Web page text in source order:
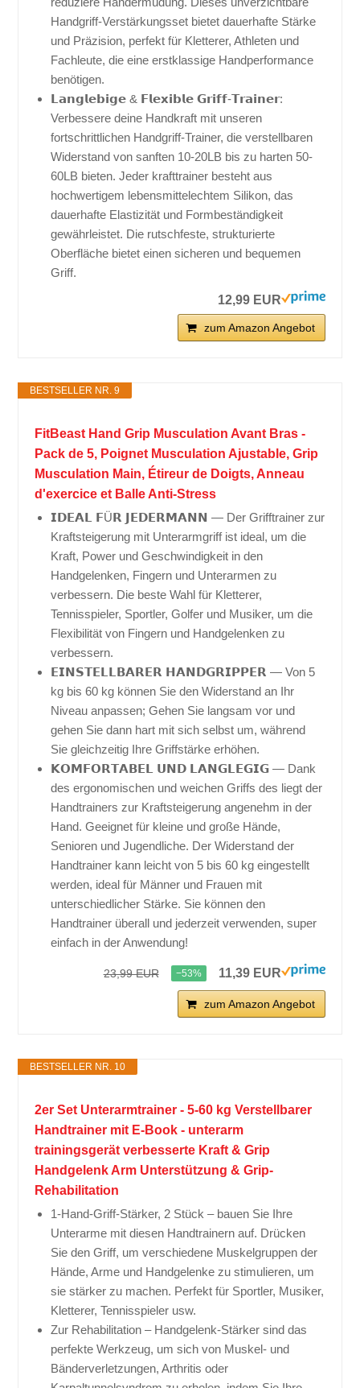
Handgriff-Verstärkungsset bietet dauerhafte Stärke
und Präzision, perfekt für Kletterer, Athleten und
Fachleute, die eine erstklassige Handperformance
benötigen.
𝗟𝗮𝗻𝗴𝗹𝗲𝗯𝗶𝗴𝗲 & 𝗙𝗹𝗲𝘅𝗶𝗯𝗹𝗲 𝗚𝗿𝗶𝗳𝗳-𝗧𝗿𝗮𝗶𝗻𝗲𝗿:
Verbessere deine Handkraft mit unseren
fortschrittlichen Handgriff-Trainer, die verstellbaren
Widerstand von sanften 10-20LB bis zu harten 50-
60LB bieten. Jeder krafttrainer besteht aus
hochwertigem lebensmittelechtem Silikon, das
dauerhafte Elastizität und Formbeständigkeit
gewährleistet. Die rutschfeste, strukturierte
Oberfläche bietet einen sicheren und bequemen
Griff.
12,99 EUR
zum Amazon Angebot
BESTSELLER NR. 9
FitBeast Hand Grip Musculation Avant Bras -
Pack de 5, Poignet Musculation Ajustable, Grip
Musculation Main, Étireur de Doigts, Anneau
d'exercice et Balle Anti-Stress
𝗜𝗗𝗘𝗔𝗟 𝗙Ü𝗥 𝗝𝗘𝗗𝗘𝗥𝗠𝗔𝗡𝗡 — Der Grifftrainer zur
Kraftsteigerung mit Unterarmgriff ist ideal, um die
Kraft, Power und Geschwindigkeit in den
Handgelenken, Fingern und Unterarmen zu
verbessern. Die beste Wahl für Kletterer,
Tennisspieler, Sportler, Golfer und Musiker, um die
Flexibilität von Fingern und Handgelenken zu
verbessern.
𝗘𝗜𝗡𝗦𝗧𝗘𝗟𝗟𝗕𝗔𝗥𝗘𝗥 𝗛𝗔𝗡𝗗𝗚𝗥𝗜𝗣𝗣𝗘𝗥 — Von 5
kg bis 60 kg können Sie den Widerstand an Ihr
Niveau anpassen; Gehen Sie langsam vor und
gehen Sie dann hart mit sich selbst um, während
Sie gleichzeitig Ihre Griffstärke erhöhen.
𝗞𝗢𝗠𝗙𝗢𝗥𝗧𝗔𝗕𝗘𝗟 𝗨𝗡𝗗 𝗟𝗔𝗡𝗚𝗟𝗘𝗚𝗜𝗚 — Dank
des ergonomischen und weichen Griffs des liegt der
Handtrainers zur Kraftsteigerung angenehm in der
Hand. Geeignet für kleine und große Hände,
Senioren und Jugendliche. Der Widerstand der
Handtrainer kann leicht von 5 bis 60 kg eingestellt
werden, ideal für Männer und Frauen mit
unterschiedlicher Stärke. Sie können den
Handtrainer überall und jederzeit verwenden, super
einfach in der Anwendung!
23,99 EUR −53% 11,39 EUR
zum Amazon Angebot
BESTSELLER NR. 10
2er Set Unterarmtrainer - 5-60 kg Verstellbarer
Handtrainer mit E-Book - unterarm
trainingsgerät verbesserte Kraft & Grip
Handgelenk Arm Unterstützung & Grip-
Rehabilitation
1-Hand-Griff-Stärker, 2 Stück – bauen Sie Ihre
Unterarme mit diesen Handtrainern auf. Drücken
Sie den Griff, um verschiedene Muskelgruppen der
Hände, Arme und Handgelenke zu stimulieren, um
sie stärker zu machen. Perfekt für Sportler, Musiker,
Kletterer, Tennisspieler usw.
Zur Rehabilitation – Handgelenk-Stärker sind das
perfekte Werkzeug, um sich von Muskel- und
Bänderverletzungen, Arthritis oder